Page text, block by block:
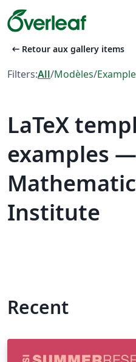
arrow_left_alt Retour aux gallery items
Filters:All/Modèles/
LaTeX
examples
Institute
Recent